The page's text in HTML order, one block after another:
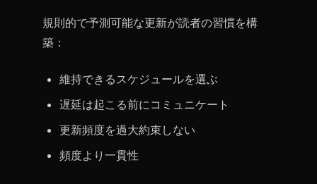
規則的で予測可能な更新が読者の習慣を構
築：
維持できるスケジュールを選ぶ
遅延は起こる前にコミュニケート
更新頻度を過大約束しない
頻度より一貫性